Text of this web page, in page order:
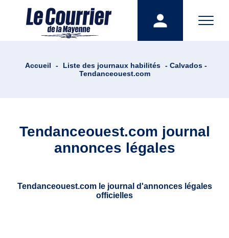
Accueil - Liste des journaux habilités - Calvados -
Tendanceouest.com
Tendanceouest.com journal
annonces légales
Tendanceouest.com le journal d'annonces légales
officielles